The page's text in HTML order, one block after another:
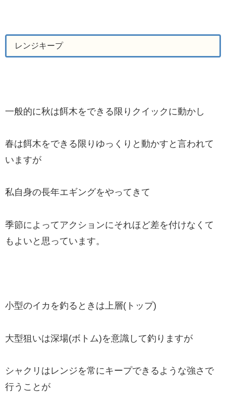
レンジキープ
一般的に秋は餌木をできる限りクイックに動かし
春は餌木をできる限りゆっくりと動かすと言われて
いますが
私自身の長年エギングをやってきて
季節によってアクションにそれほど差を付けなくて
もよいと思っています。
小型のイカを釣るときは上層(トップ)
大型狙いは深場(ボトム)を意識して釣りますが
シャクリはレンジを常にキープできるような強さで
行うことが